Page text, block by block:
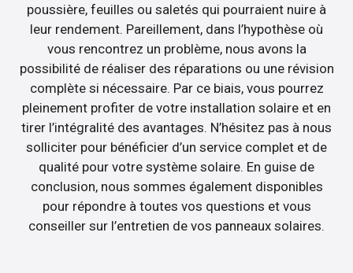
poussière, feuilles ou saletés qui pourraient nuire à
leur rendement. Pareillement, dans l’hypothèse où
vous rencontrez un problème, nous avons la
possibilité de réaliser des réparations ou une révision
complète si nécessaire. Par ce biais, vous pourrez
pleinement profiter de votre installation solaire et en
tirer l’intégralité des avantages. N’hésitez pas à nous
solliciter pour bénéficier d’un service complet et de
qualité pour votre système solaire. En guise de
conclusion, nous sommes également disponibles
pour répondre à toutes vos questions et vous
conseiller sur l’entretien de vos panneaux solaires.